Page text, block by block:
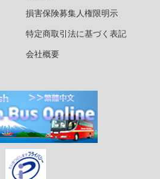
損害保険募集人権限明示
特定商取引法に基づく表記
会社概要